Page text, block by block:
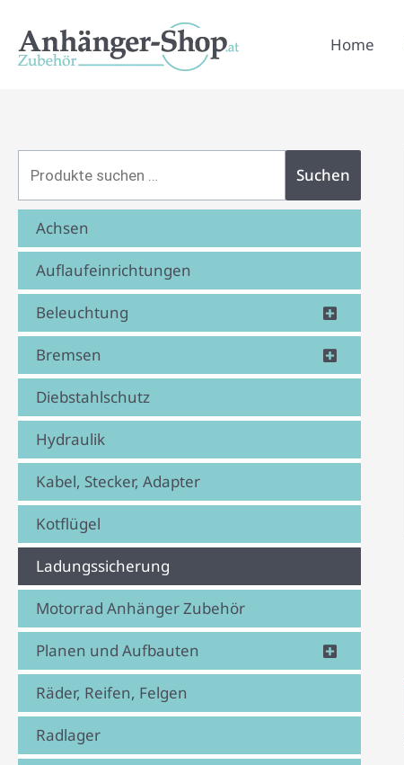
Inhalt
springen
Home
nach:
Suchen
Achsen
Auflaufeinrichtungen
Beleuchtung
Bremsen
Diebstahlschutz
Hydraulik
Kabel, Stecker, Adapter
Kotflügel
Ladungssicherung
Motorrad Anhänger Zubehör
Planen und Aufbauten
Räder, Reifen, Felgen
Radlager